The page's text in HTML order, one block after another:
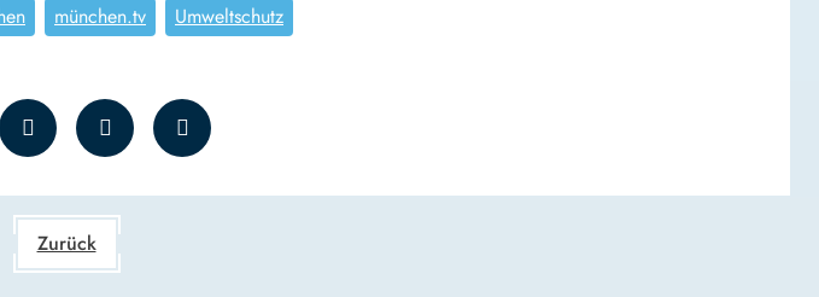
münchen.tv Umweltschutz
Zurück